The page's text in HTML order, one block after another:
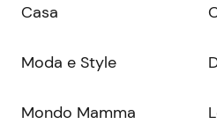
Casa
Moda e Style
Mondo Mamma